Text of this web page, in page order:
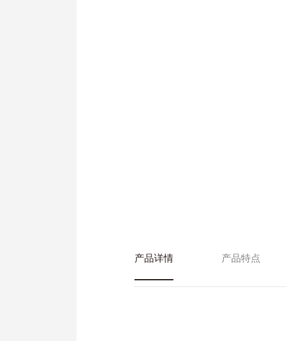
产品详情 产品特点